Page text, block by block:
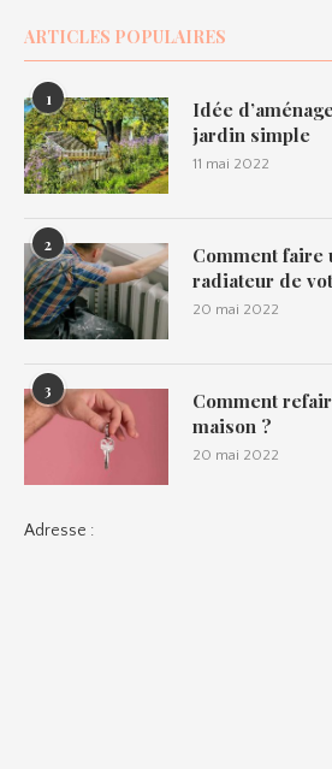
ARTICLES POPULAIRES
1
Idée
jardin simple
11 mai 2022
2
Comment faire
radiateur de
20 mai 2022
3
Comment
maison ?
20 mai 2022
Adresse :